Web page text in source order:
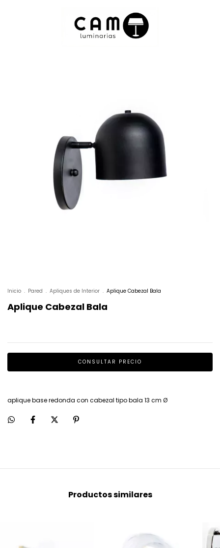
Inicio . Pared . Apliques de Interior . Aplique Cabezal Bala
Aplique Cabezal Bala
aplique base redonda con cabezal tipo bala 13 cm Ø
Productos similares